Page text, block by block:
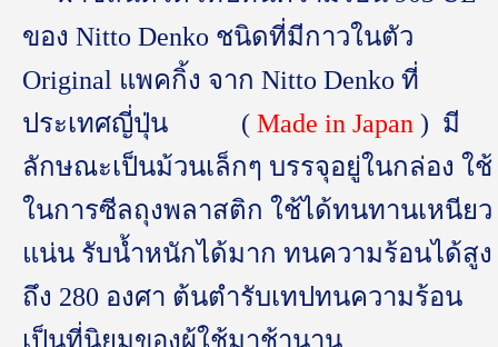
ของ Nitto Denko ชนิดที่มีกาวในตัว
Original แพคกิ้ง จาก Nitto Denko ที่
ประเทศญี่ปุ่น ( Made in Japan) มี
ลักษณะเป็นม้วนเล็กๆ บรรจุอยู่ในกล่อง ใช้
ในการซีลถุงพลาสติก ใช้ได้ทนทานเหนียว
แน่น รับน้ำหนักได้มาก ทนความร้อนได้สูง
ถึง 280 องศา ต้นตำรับเทปทนความร้อน
เป็นที่นิยมของผู้ใช้มาช้านาน